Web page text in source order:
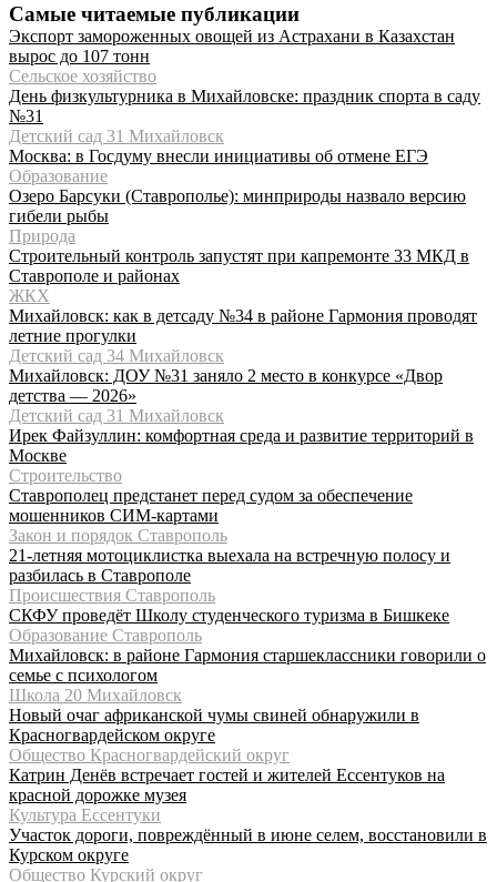
Самые читаемые публикации
Экспорт замороженных овощей из Астрахани в Казахстан
вырос до 107 тонн
Сельское хозяйство
День физкультурника в Михайловске: праздник спорта в саду
№31
Детский сад 31 Михайловск
Москва: в Госдуму внесли инициативы об отмене ЕГЭ
Образование
Озеро Барсуки (Ставрополье): минприроды назвало версию
гибели рыбы
Природа
Строительный контроль запустят при капремонте 33 МКД в
Ставрополе и районах
ЖКХ
Михайловск: как в детсаду №34 в районе Гармония проводят
летние прогулки
Детский сад 34 Михайловск
Михайловск: ДОУ №31 заняло 2 место в конкурсе «Двор
детства — 2026»
Детский сад 31 Михайловск
Ирек Файзуллин: комфортная среда и развитие территорий в
Москве
Строительство
Ставрополец предстанет перед судом за обеспечение
мошенников СИМ-картами
Закон и порядок Ставрополь
21-летняя мотоциклистка выехала на встречную полосу и
разбилась в Ставрополе
Происшествия Ставрополь
СКФУ проведёт Школу студенческого туризма в Бишкеке
Образование Ставрополь
Михайловск: в районе Гармония старшеклассники говорили о
семье с психологом
Школа 20 Михайловск
Новый очаг африканской чумы свиней обнаружили в
Красногвардейском округе
Общество Красногвардейский округ
Катрин Денёв встречает гостей и жителей Ессентуков на
красной дорожке музея
Культура Ессентуки
Участок дороги, повреждённый в июне селем, восстановили в
Курском округе
Общество Курский округ